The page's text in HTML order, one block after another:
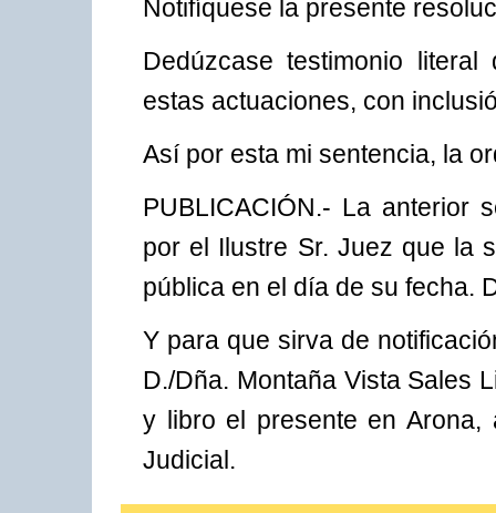
Notifíquese la presente
Dedúzcase testimonio
estas actuaciones, con
Así por esta mi sentencia, la
PUBLICACIÓN.- La anterior
por el Ilustre Sr. Juez que la
pública en el día de su fecha.
Y para que sirva de
D./Dña. Montaña Vista Sales
y libro el presente en
Judicial.